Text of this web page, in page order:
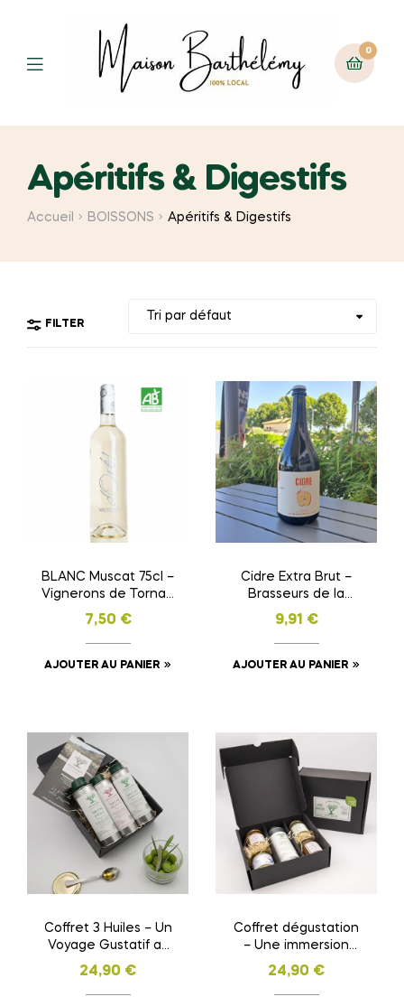
0
Menu
Apéritifs & Digestifs
Accueil BOISSONS Apéritifs & Digestifs
FILTER
BLANC Muscat 75cl –
Vignerons de Tornac
– Vin Blanc Demi-
Sec des Cévennes
7,50 €
AJOUTER AU PANIER
Cidre Extra Brut –
Brasseurs de la
Jonte
9,91 €
AJOUTER AU PANIER
Coffret 3 Huiles – Un
Voyage Gustatif au
Cœur des Cévennes
24,90 €
Coffret dégustation
– Une immersion
gourmande dans les
saveurs des
Cévennes
24,90 €